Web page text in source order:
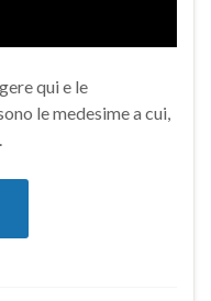
qui e le
le medesime a cui,